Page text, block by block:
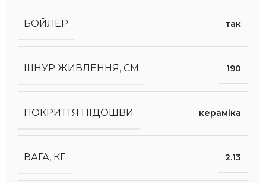
БОЙЛЕР так
ШНУР ЖИВЛЕННЯ, СМ 190
ПОКРИТТЯ ПІДОШВИ кераміка
ВАГА, КГ 2.13